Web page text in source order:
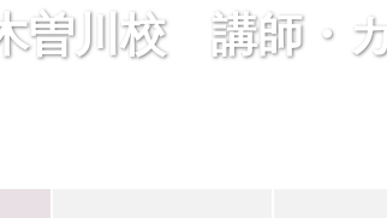
曽川校 講師・